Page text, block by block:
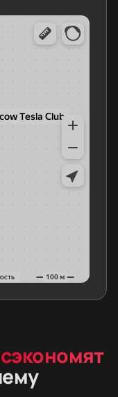
сэкономят